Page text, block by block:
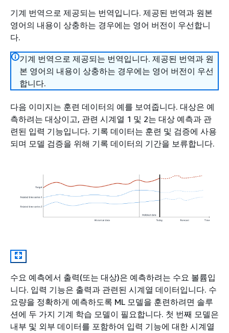
기계 번역으로 제공되는 번역입니다. 제공된 번역과 원본
영어의 내용이 상충하는 경우에는 영어 버전이 우선합니
다.
기계 번역으로 제공되는 번역입니다. 제공된 번역과 원
본 영어의 내용이 상충하는 경우에는 영어 버전이 우선
합니다.
다음 이미지는 훈련 데이터의 예를 보여줍니다. 대상은 예
측하려는 대상이고, 관련 시계열 1 및 2는 대상 예측과 관
련된 입력 기능입니다. 기록 데이터는 훈련 및 검증에 사용
되며 모델 검증을 위해 기록 데이터의 기간을 보류합니다.
수요 예측에서 출력(또는 대상)은 예측하려는 수요 볼륨입
니다. 입력 기능은 출력과 관련된 시계열 데이터입니다. 수
요량을 정확하게 예측하도록 ML 모델을 훈련하려면 솔루
션에 두 가지 기계 학습 모델이 필요합니다. 첫 번째 모델은
내부 및 외부 데이터를 포함하여 입력 기능에 대한 시계열